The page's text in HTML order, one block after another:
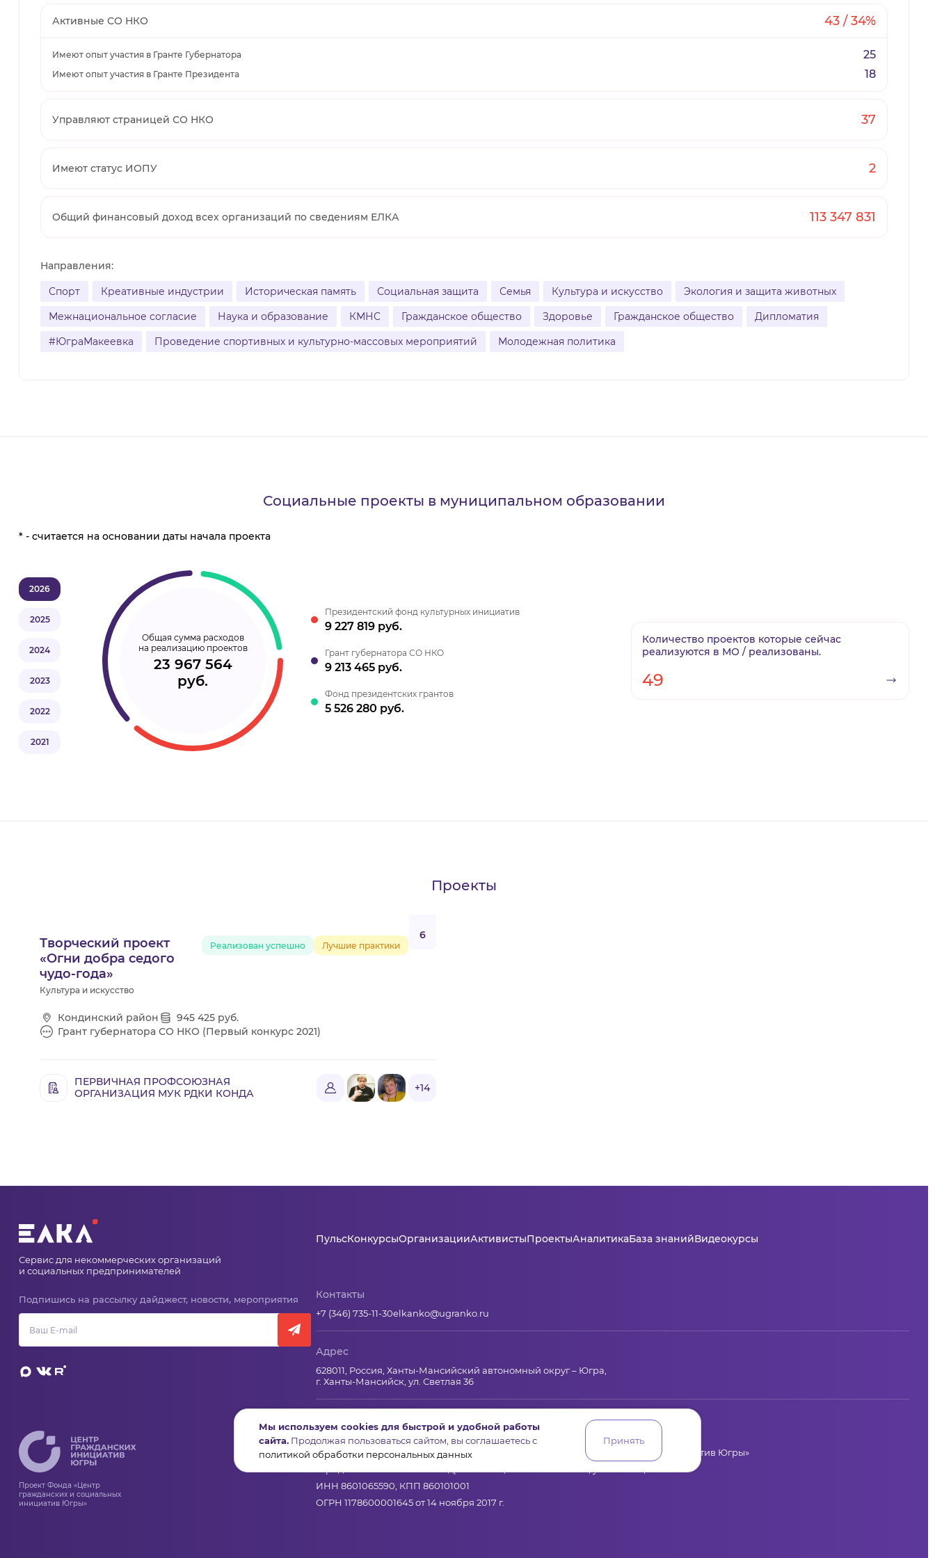
Активные СО НКО 43 / 34%
Имеют опыт участия в Гранте Губернатора 25
Имеют опыт участия в Гранте Президента 18
Управляют страницей СО НКО 37
Имеют статус ИОПУ 2
Общий финансовый доход всех организаций по сведениям ЕЛКА 113 347 831
Направления:
Спорт Креативные индустрии Историческая память Социальная защита Семья Культура и искусство
Экология и защита животных
Межнациональное согласие
Наука и образование КМНС Гражданское общество Здоровье Гражданское общество
Дипломатия
#ЮграМакеевка
Проведение спортивных и культурно-массовых мероприятий Молодежная политика
Социальные проекты в муниципальном образовании
* - считается на основании даты начала проекта
2026
2025
2024
2023
2022
2021
Общая сумма расходов
на реализацию проектов
23 967 564
руб.
Президентский фонд культурных инициатив
9 227 819 руб.
Грант губернатора СО НКО
9 213 465 руб.
Фонд президентских грантов
5 526 280 руб.
Количество проектов которые сейчас
реализуются в МО / реализованы.
49
Проекты
Творческий проект
«Огни добра седого
чудо-года»
Реализован успешно Лучшие практики
6
Культура и искусство
Кондинский район
945 425 руб.
Грант губернатора СО НКО (Первый конкурс 2021)
ПЕРВИЧНАЯ ПРОФСОЮЗНАЯ
ОРГАНИЗАЦИЯ МУК РДКИ КОНДА
+14
Сервис для некоммерческих организаций
и социальных предпринимателей
Подпишись на рассылку дайджест, новости, мероприятия
Проект Фонда «Центр
гражданских и социальных
инициатив Югры»
ПульсКонкурсыОрганизацииАктивистыПроектыАналитикаБаза знанийВидеокурсы
Контакты
+7 (346) 735-11-30elkanko@ugranko.ru
Адрес
628011, Россия, Ханты-Мансийский автономный округ – Югра,
г. Ханты-Мансийск, ул. Светлая 36
Юридическая информация
Региональный грантооператор Фонд «Центр гражданских и социальных инициатив Югры»
ИНН 8601065590, КПП 860101001
ОГРН 1178600001645 от 14 ноября 2017 г.
Мы используем cookies для быстрой и удобной работы
сайта. Продолжая пользоваться сайтом, вы соглашаетесь с
политикой обработки персональных данных
Принять